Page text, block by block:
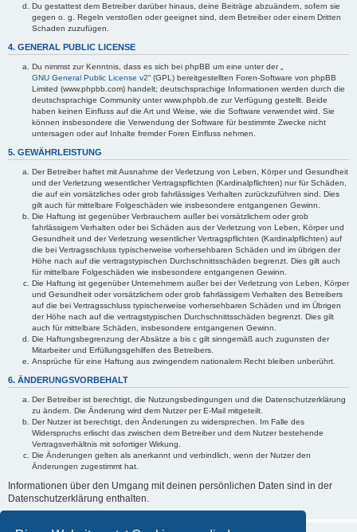
Du gestattest dem Betreiber darüber hinaus, deine Beiträge abzuändern, sofern sie
gegen o. g. Regeln verstoßen oder geeignet sind, dem Betreiber oder einem Dritten
Schaden zuzufügen.
4. GENERAL PUBLIC LICENSE
Du nimmst zur Kenntnis, dass es sich bei phpBB um eine unter der „
GNU General Public License v2“ (GPL) bereitgestellten Foren-Software von phpBB
Limited (www.phpbb.com) handelt; deutschsprachige Informationen werden durch die
deutschsprachige Community unter www.phpbb.de zur Verfügung gestellt. Beide
haben keinen Einfluss auf die Art und Weise, wie die Software verwendet wird. Sie
können insbesondere die Verwendung der Software für bestimmte Zwecke nicht
untersagen oder auf Inhalte fremder Foren Einfluss nehmen.
5. GEWÄHRLEISTUNG
Der Betreiber haftet mit Ausnahme der Verletzung von Leben, Körper und Gesundheit
und der Verletzung wesentlicher Vertragspflichten (Kardinalpflichten) nur für Schäden,
die auf ein vorsätzliches oder grob fahrlässiges Verhalten zurückzuführen sind. Dies
gilt auch für mittelbare Folgeschäden wie insbesondere entgangenen Gewinn.
Die Haftung ist gegenüber Verbrauchern außer bei vorsätzlichem oder grob
fahrlässigem Verhalten oder bei Schäden aus der Verletzung von Leben, Körper und
Gesundheit und der Verletzung wesentlicher Vertragspflichten (Kardinalpflichten) auf
die bei Vertragsschluss typischerweise vorhersehbaren Schäden und im übrigen der
Höhe nach auf die vertragstypischen Durchschnittsschäden begrenzt. Dies gilt auch
für mittelbare Folgeschäden wie insbesondere entgangenen Gewinn.
Die Haftung ist gegenüber Unternehmern außer bei der Verletzung von Leben, Körper
und Gesundheit oder vorsätzlichem oder grob fahrlässigem Verhalten des Betreibers
auf die bei Vertragsschluss typischerweise vorhersehbaren Schäden und im Übrigen
der Höhe nach auf die vertragstypischen Durchschnittsschäden begrenzt. Dies gilt
auch für mittelbare Schäden, insbesondere entgangenen Gewinn.
Die Haftungsbegrenzung der Absätze a bis c gilt sinngemäß auch zugunsten der
Mitarbeiter und Erfüllungsgehilfen des Betreibers.
Ansprüche für eine Haftung aus zwingendem nationalem Recht bleiben unberührt.
6. ÄNDERUNGSVORBEHALT
Der Betreiber ist berechtigt, die Nutzungsbedingungen und die Datenschutzerklärung
zu ändern. Die Änderung wird dem Nutzer per E-Mail mitgeteilt.
Der Nutzer ist berechtigt, den Änderungen zu widersprechen. Im Falle des
Widerspruchs erlischt das zwischen dem Betreiber und dem Nutzer bestehende
Vertragsverhältnis mit sofortiger Wirkung.
Die Änderungen gelten als anerkannt und verbindlich, wenn der Nutzer den
Änderungen zugestimmt hat.
Informationen über den Umgang mit deinen persönlichen Daten sind in der
Datenschutzerklärung enthalten.